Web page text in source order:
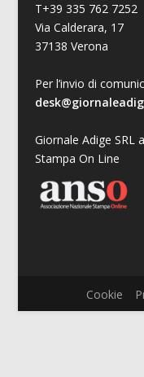
T+39 335 762 7252
Via Calderara, 17
37138 Verona
Per l’invio di
Giornale Adige SRL
Stampa On Line
Cookie